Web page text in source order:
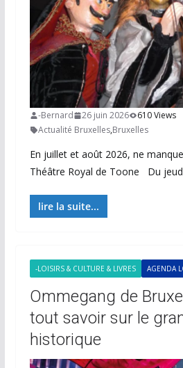
-Bernard 26 juin 2026
610 Views
Actualité Bruxelles,Bruxelles
En juillet et août 2026, ne
Théâtre Royal de Toone Du
lire la suite...
-LOISIRS & CULTURE & LIVRES AGENDA
Ommegang de
tout savoir sur le
historique